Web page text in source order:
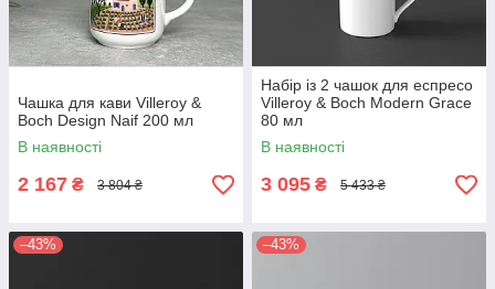
Чашка для кави Villeroy &
Boch Design Naif 200 мл
В наявності
2 167 ₴ 3 804 ₴
Набір із 2 чашок для еспресо
Villeroy & Boch Modern Grace
80 мл
В наявності
3 095 ₴ 5 433 ₴
–43% –43%